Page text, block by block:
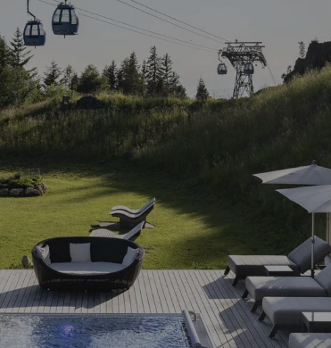
Sky whirlpool
Posizione e arrivo
Pagamento online
Immagini
Social Media
DE IT EN